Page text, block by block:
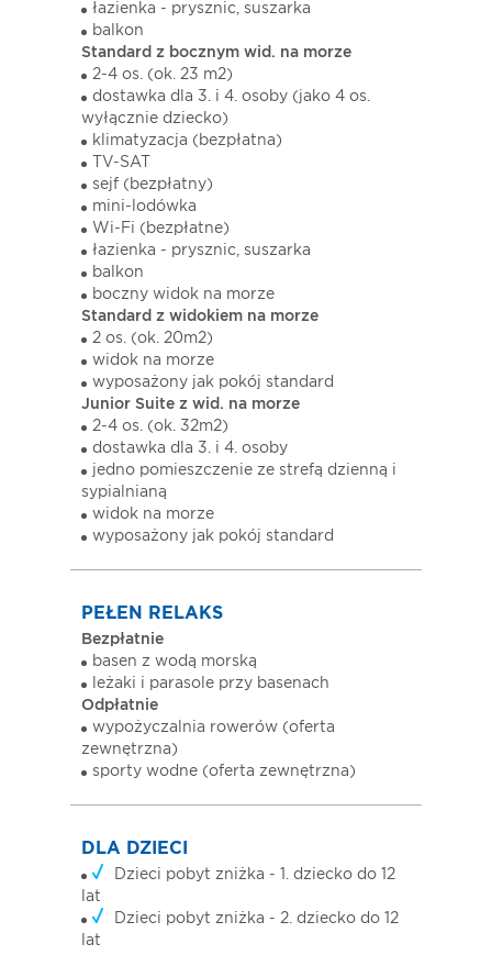
łazienka - prysznic, suszarka
balkon
Standard z bocznym wid. na morze
2-4 os. (ok. 23 m2)
dostawka dla 3. i 4. osoby (jako 4 os.
wyłącznie dziecko)
klimatyzacja (bezpłatna)
TV-SAT
sejf (bezpłatny)
mini-lodówka
Wi-Fi (bezpłatne)
łazienka - prysznic, suszarka
balkon
boczny widok na morze
Standard z widokiem na morze
2 os. (ok. 20m2)
widok na morze
wyposażony jak pokój standard
Junior Suite z wid. na morze
2-4 os. (ok. 32m2)
dostawka dla 3. i 4. osoby
jedno pomieszczenie ze strefą dzienną i
sypialnianą
widok na morze
wyposażony jak pokój standard
PEŁEN RELAKS
Bezpłatnie
basen z wodą morską
leżaki i parasole przy basenach
Odpłatnie
wypożyczalnia rowerów (oferta
zewnętrzna)
sporty wodne (oferta zewnętrzna)
DLA DZIECI
Dzieci pobyt zniżka - 1. dziecko do 12
lat
Dzieci pobyt zniżka - 2. dziecko do 12
lat